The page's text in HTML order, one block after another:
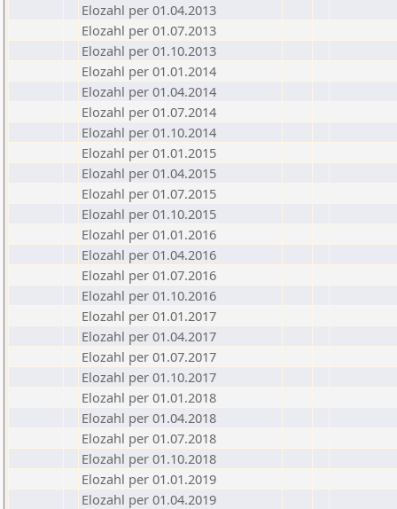
Elozahl per 01.04.2013
Elozahl per 01.07.2013
Elozahl per 01.10.2013
Elozahl per 01.01.2014
Elozahl per 01.04.2014
Elozahl per 01.07.2014
Elozahl per 01.10.2014
Elozahl per 01.01.2015
Elozahl per 01.04.2015
Elozahl per 01.07.2015
Elozahl per 01.10.2015
Elozahl per 01.01.2016
Elozahl per 01.04.2016
Elozahl per 01.07.2016
Elozahl per 01.10.2016
Elozahl per 01.01.2017
Elozahl per 01.04.2017
Elozahl per 01.07.2017
Elozahl per 01.10.2017
Elozahl per 01.01.2018
Elozahl per 01.04.2018
Elozahl per 01.07.2018
Elozahl per 01.10.2018
Elozahl per 01.01.2019
Elozahl per 01.04.2019